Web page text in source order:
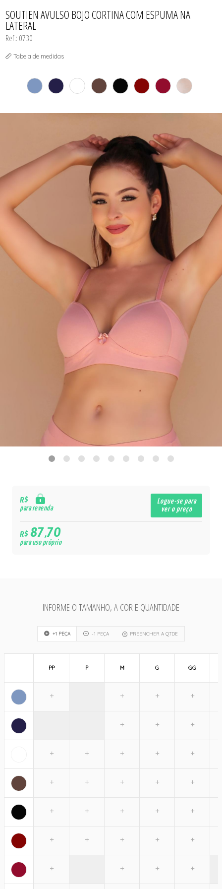
MATERNIDADE
SEM COSTURA
SOUTIEN AVULSO BOJO CORTINA COM ESPUMA NA
LATERAL
Ref.: 0730
Tabela de medidas
R$
para revenda
Logue-se para
ver o preço
R$87,70
para uso próprio
INFORME O TAMANHO, A COR E QUANTIDADE
+1 PEÇA -1 PEÇA PREENCHER A QTDE
PP P M G GG